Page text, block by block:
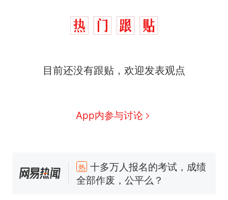
目前还没有跟贴，欢迎发表观点
App内参与讨论
新 全球唯一没有法定首都的国
家，刚改国名，总统就邀请中